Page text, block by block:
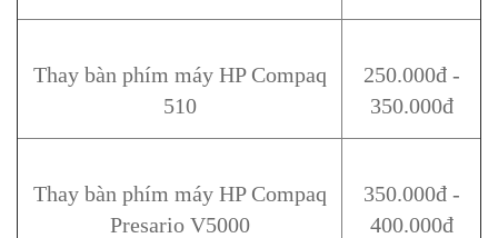
Thay bàn phím máy HP Compaq
510
250.000đ -
350.000đ
Thay bàn phím máy HP Compaq
Presario V5000
350.000đ -
400.000đ